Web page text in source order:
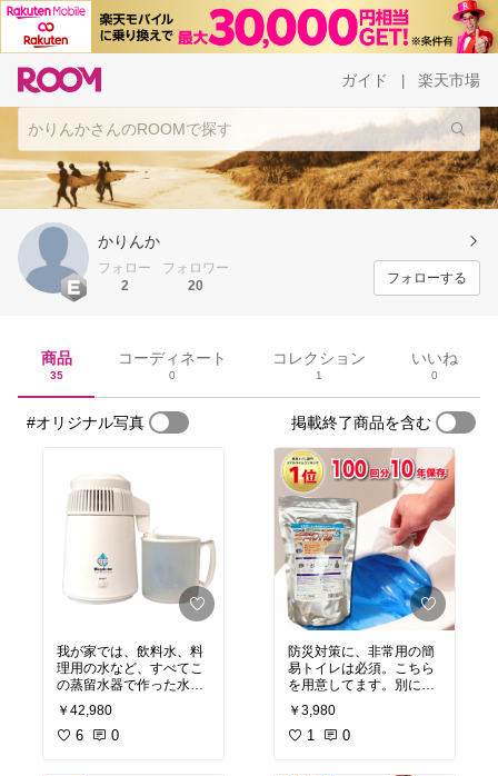
ガイド 楽天市場
かりんか
フォロー
2
フォロワー
20
フォローする
商品
35
コーディネート
0
コレクション
1
いいね
0
#オリジナル写真 掲載終了商品を含む
我が家では、飲料水、料
理用の水など、すべてこ
の蒸留水器で作った水を
使ってます！蒸留水と
は、水を沸騰させて出来
た水蒸気(湯気)を冷却
￥42,980
6 0
防災対策に、非常用の簡
易トイレは必須。こちら
を用意してます。別に黒
ビニール袋も必要だけ
ど、凝固剤のみのこのタ
イプは断然お得です！
￥3,980
1 0